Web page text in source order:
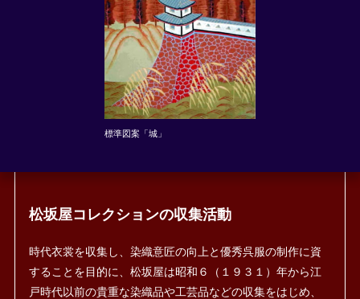
標準図案「城」
松坂屋コレクションの収集活動
時代衣裳を収集し、染織意匠の向上と優秀呉服の制作に資
することを目的に、松坂屋は昭和６（１９３１）年から江
戸時代以前の貴重な染織品や工芸品などの収集をはじめ、